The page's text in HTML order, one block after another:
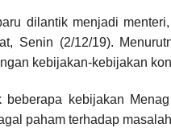
dilantik menjadi
Senin (2/12/19).
kebijakan-kebijakan
beberapa kebijakan
paham terhadap